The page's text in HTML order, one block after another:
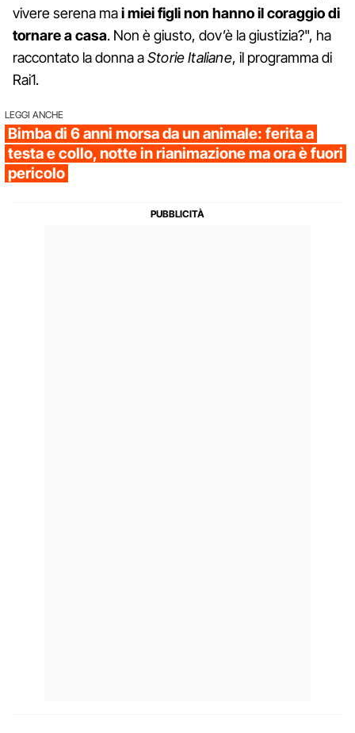
vivere serena mai miei figlinon hanno il coraggio di
tornare a casa. Non è giusto, dov’è la giustizia?", ha
raccontato la donna aStorie Italiane, il programma di
Rai1.
LEGGI ANCHE
Bimba di 6 anni morsa da un animale: ferita a
testa e collo, notte in rianimazione ma ora è fuori
pericolo